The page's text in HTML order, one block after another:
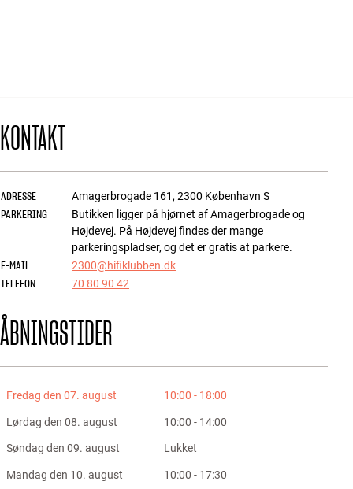
NYHEDER
TILBUD
Find Butik
Kundeservice
Kundeservice
Byg med Lyd
KONTAKT
ADRESSE Amagerbrogade 161 , 2300 København S
PARKERING
Butikken ligger på hjørnet af Amagerbrogade og
Højdevej. På Højdevej findes der mange
parkeringspladser, og det er gratis at parkere.
E-MAIL 2300@hifiklubben.dk
TELEFON 70 80 90 42
ÅBNINGSTIDER
Fredag den 07. august 10:00 - 18:00
Lørdag den 08. august 10:00 - 14:00
Søndag den 09. august Lukket
Mandag den 10. august 10:00 - 17:30